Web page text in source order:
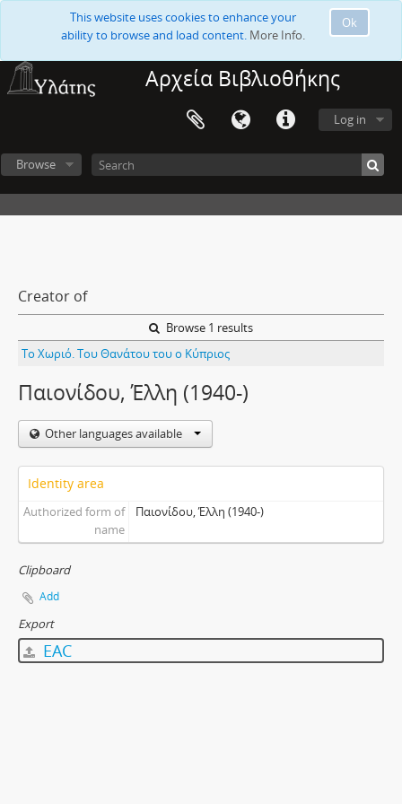
Ok
This website uses cookies to enhance your
ability to browse and load content. More Info.
Αρχεία Βιβλιοθήκης
Log in
Browse
Creator of
Browse 1 results
Το Χωριό. Του Θανάτου του ο Κύπριος
Παιονίδου, Έλλη (1940-)
Other languages available
Identity area
Authorized form of
name
Παιονίδου, Έλλη (1940-)
Clipboard
Add
Export
EAC